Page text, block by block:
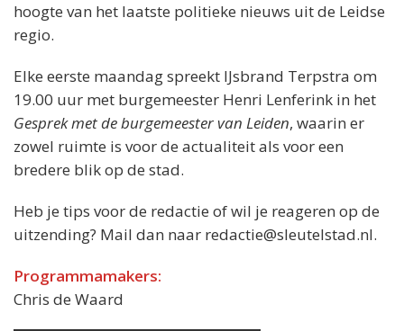
hoogte van het laatste politieke nieuws uit de Leidse
regio.
Elke eerste maandag spreekt IJsbrand Terpstra om
19.00 uur met burgemeester Henri Lenferink in het
Gesprek met de burgemeester van Leiden, waarin er
zowel ruimte is voor de actualiteit als voor een
bredere blik op de stad.
Heb je tips voor de redactie of wil je reageren op de
uitzending? Mail dan naar redactie@sleutelstad.nl.
Programmamakers:
Chris de Waard